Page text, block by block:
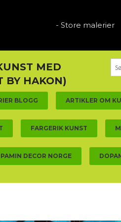
- Store malerier
MED
BY HAKON)
BLOGG ARTIKLER OM
FARGERIK KUNST
DECOR NORGE